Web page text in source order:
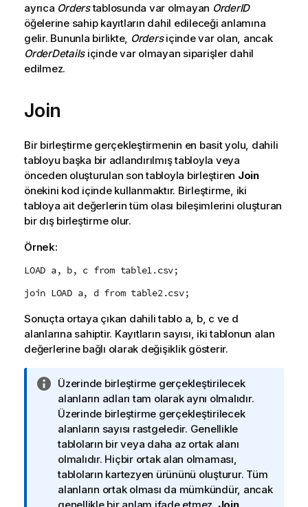
ayrıca Orderstablosunda var olmayan OrderID
öğelerine sahip kayıtların dahil edileceği anlamına
gelir. Bununla birlikte, Ordersiçinde var olan, ancak
OrderDetailsiçinde var olmayan siparişler dahil
edilmez.
Join
Bir birleştirme gerçekleştirmenin en basit yolu, dahili
tabloyu başka bir adlandırılmış tabloyla veya
önceden oluşturulan son tabloyla birleştiren Join
önekini kod içinde kullanmaktır. Birleştirme, iki
tabloya ait değerlerin tüm olası bileşimlerini oluşturan
bir dış birleştirme olur.
Örnek:
LOAD a, b, c from table1.csv;
join LOAD a, d from table2.csv;
Sonuçta ortaya çıkan dahili tablo a, b, c ve d
alanlarına sahiptir. Kayıtların sayısı, iki tablonun alan
değerlerine bağlı olarak değişiklik gösterir.
B
i
l
g
i
n
o
t
Üzerinde birleştirme gerçekleştirilecek
alanların adları tam olarak aynı olmalıdır.
Üzerinde birleştirme gerçekleştirilecek
alanların sayısı rastgeledir. Genellikle
tabloların bir veya daha az ortak alanı
olmalıdır. Hiçbir ortak alan olmaması,
tabloların kartezyen ürününü oluşturur. Tüm
alanların ortak olması da mümkündür, ancak